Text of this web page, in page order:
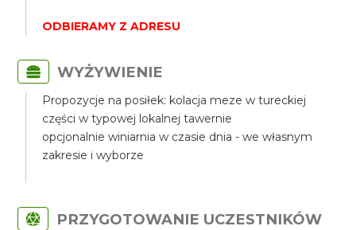
ODBIERAMY Z ADRESU
WYŻYWIENIE
Propozycje na posiłek: kolacja meze w tureckiej
części w typowej lokalnej tawernie
opcjonalnie winiarnia w czasie dnia - we własnym
zakresie i wyborze
PRZYGOTOWANIE UCZESTNIKÓW